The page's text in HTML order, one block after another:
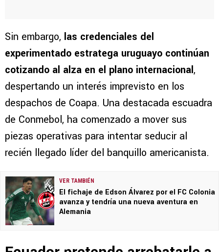
Sin embargo, las credenciales del
experimentado estratega uruguayo continúan
cotizando al alza en el plano internacional,
despertando un interés imprevisto en los
despachos de Coapa. Una destacada escuadra
de Conmebol, ha comenzado a mover sus
piezas operativas para intentar seducir al
recién llegado líder del banquillo americanista.
VER TAMBIÉN
El fichaje de Edson Álvarez por el FC Colonia
avanza y tendría una nueva aventura en
Alemania